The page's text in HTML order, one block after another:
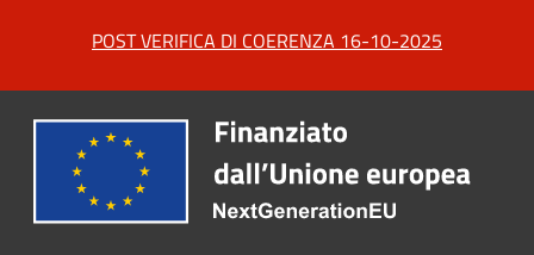
POST VERIFICA DI COERENZA 16-10-2025